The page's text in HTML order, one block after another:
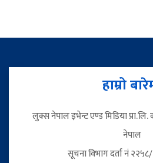
हाम्रो
लुक्स नेपाल इभेन्ट एण्ड मिडिया
नेपाल
सूचना विभाग दर्ता नं